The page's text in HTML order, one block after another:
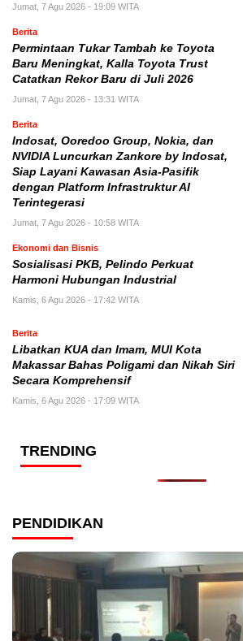
Jumat, 7 Agu 2026 - 19:09 WITA
Berita
Permintaan Tukar Tambah ke Toyota
Baru Meningkat, Kalla Toyota Trust
Catatkan Rekor Baru di Juli 2026
Jumat, 7 Agu 2026 - 13:31 WITA
Berita
Indosat, Ooredoo Group, Nokia, dan
NVIDIA Luncurkan Zankore by Indosat,
Siap Layani Kawasan Asia-Pasifik
dengan Platform Infrastruktur AI
Terintegerasi
Jumat, 7 Agu 2026 - 10:58 WITA
Ekonomi dan Bisnis
Sosialisasi PKB, Pelindo Perkuat
Harmoni Hubungan Industrial
Kamis, 6 Agu 2026 - 17:42 WITA
Berita
Libatkan KUA dan Imam, MUI Kota
Makassar Bahas Poligami dan Nikah Siri
Secara Komprehensif
Kamis, 6 Agu 2026 - 17:09 WITA
TRENDING
PENDIDIKAN